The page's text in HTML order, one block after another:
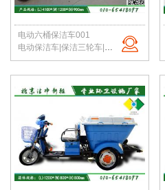
电动六桶保洁车001
电动保洁车|保洁三轮车|电动六桶保洁车|小区垃圾转运车|北京保洁车厂家